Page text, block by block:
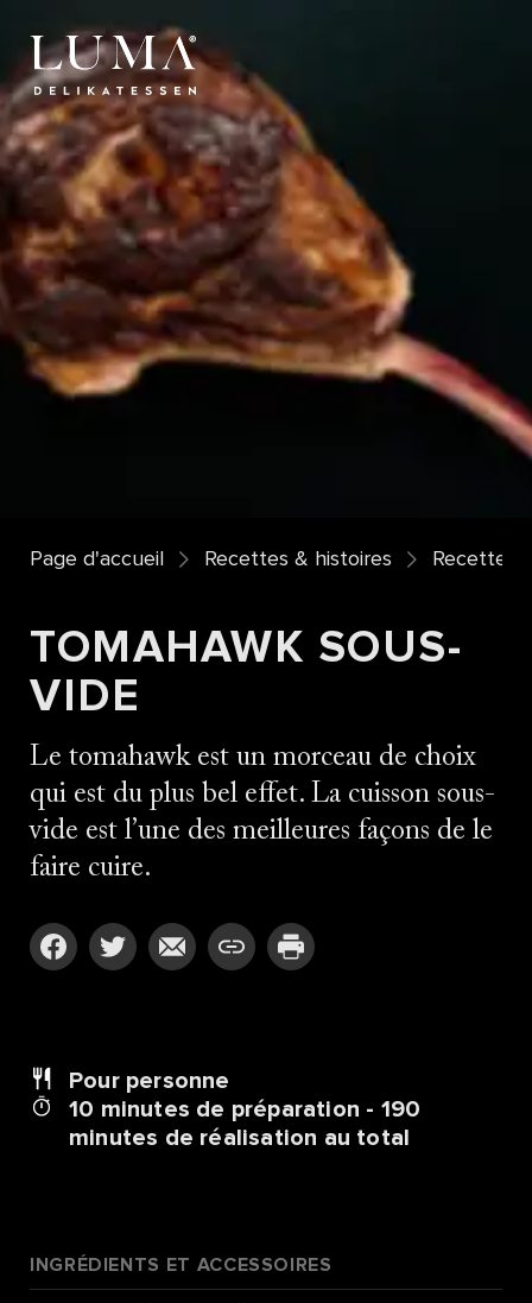
Page d'accueil Recettes & histoires Recettes
TOMAHAWK SOUS-
VIDE
Le tomahawk est un morceau de choix
qui est du plus bel effet. La cuisson sous-
vide est l’une des meilleures façons de le
faire cuire.
Pour personne
10 minutes de préparation - 190
minutes de réalisation au total
INGRÉDIENTS ET ACCESSOIRES